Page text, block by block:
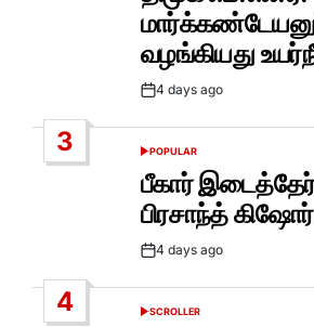
வழங்கியது
Post4 days ago
3
POSTED
IN
POPULAR
பீகார்
பிரசாந்த்
Post4 days ago
4
POSTED
SCROLLER